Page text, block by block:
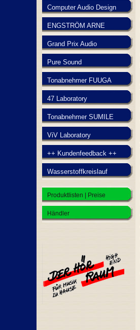
Computer Audio Design
ENGSTRÖM ARNE
Grand Prix Audio
Pure Sound
Tonabnehmer FUUGA
47 Laboratory
Tonabnehmer SUMILE
ViV Laboratory
++ Kundenfeedback ++
Wasserstoffkreislauf
Produktlisten | Preise
Händler